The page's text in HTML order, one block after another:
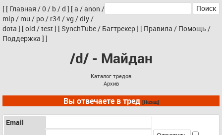
[ [ Главная /0 / b/d ] [a /anon /
mlp/ mu / po/ r34/vg /diy/
dota ] [old /test] [SynchTube/ Багтрекер] [ Правила / Помощь /
Поддержка ] ]
/d/ - Майдан
Каталог тредов
Архив
Вы отвечаете в тред [Назад]
Email